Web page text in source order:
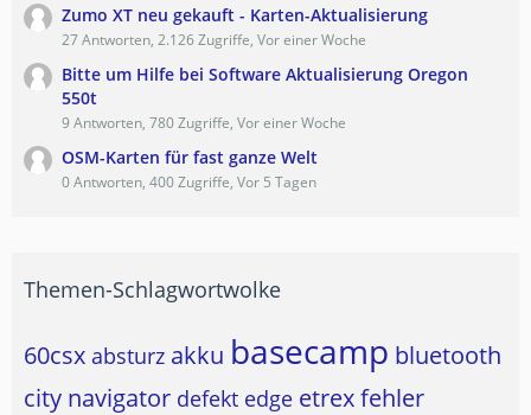
Zumo XT neu gekauft - Karten-Aktualisierung
27 Antworten, 2.126 Zugriffe, Vor einer Woche
Bitte um Hilfe bei Software Aktualisierung Oregon
550t
9 Antworten, 780 Zugriffe, Vor einer Woche
OSM-Karten für fast ganze Welt
0 Antworten, 400 Zugriffe, Vor 5 Tagen
Themen-Schlagwortwolke
60csx absturz akku basecamp bluetooth
city navigator defekt edge etrexfehler